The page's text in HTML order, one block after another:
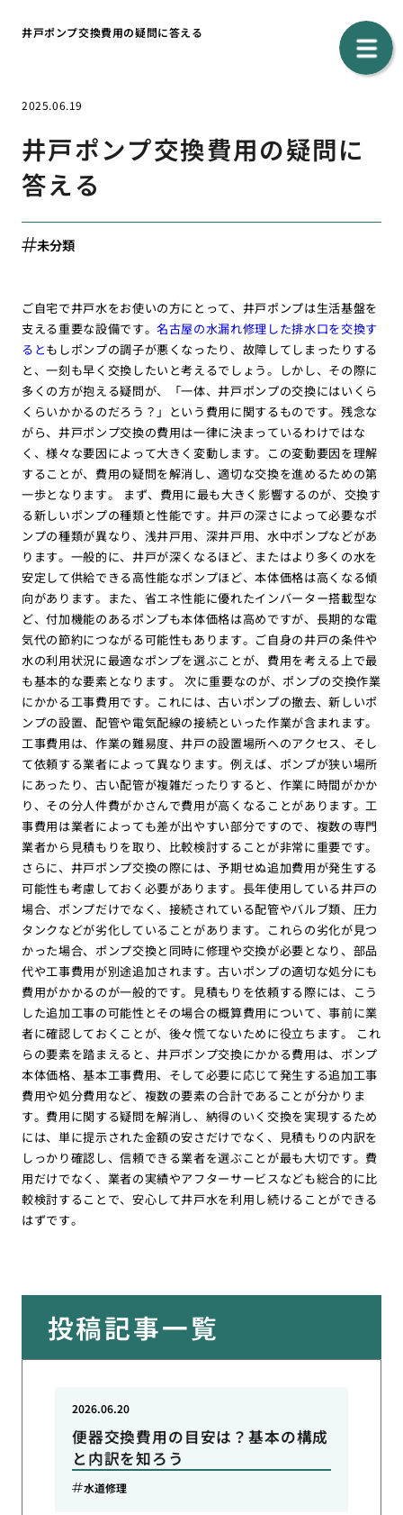
井戸ポンプ交換費用の疑問に答える
2025.06.19
井戸ポンプ交換費用の疑問に
答える
未分類
ご自宅で井戸水をお使いの方にとって、井戸ポンプは生活基盤を
支える重要な設備です。名古屋の水漏れ修理した排水口を交換す
るともしポンプの調子が悪くなったり、故障してしまったりする
と、一刻も早く交換したいと考えるでしょう。しかし、その際に
多くの方が抱える疑問が、「一体、井戸ポンプの交換にはいくら
くらいかかるのだろう？」という費用に関するものです。残念な
がら、井戸ポンプ交換の費用は一律に決まっているわけではな
く、様々な要因によって大きく変動します。この変動要因を理解
することが、費用の疑問を解消し、適切な交換を進めるための第
一歩となります。 まず、費用に最も大きく影響するのが、交換す
る新しいポンプの種類と性能です。井戸の深さによって必要なポ
ンプの種類が異なり、浅井戸用、深井戸用、水中ポンプなどがあ
ります。一般的に、井戸が深くなるほど、またはより多くの水を
安定して供給できる高性能なポンプほど、本体価格は高くなる傾
向があります。また、省エネ性能に優れたインバーター搭載型な
ど、付加機能のあるポンプも本体価格は高めですが、長期的な電
気代の節約につながる可能性もあります。ご自身の井戸の条件や
水の利用状況に最適なポンプを選ぶことが、費用を考える上で最
も基本的な要素となります。 次に重要なのが、ポンプの交換作業
にかかる工事費用です。これには、古いポンプの撤去、新しいポ
ンプの設置、配管や電気配線の接続といった作業が含まれます。
工事費用は、作業の難易度、井戸の設置場所へのアクセス、そし
て依頼する業者によって異なります。例えば、ポンプが狭い場所
にあったり、古い配管が複雑だったりすると、作業に時間がかか
り、その分人件費がかさんで費用が高くなることがあります。工
事費用は業者によっても差が出やすい部分ですので、複数の専門
業者から見積もりを取り、比較検討することが非常に重要です。
さらに、井戸ポンプ交換の際には、予期せぬ追加費用が発生する
可能性も考慮しておく必要があります。長年使用している井戸の
場合、ポンプだけでなく、接続されている配管やバルブ類、圧力
タンクなどが劣化していることがあります。これらの劣化が見つ
かった場合、ポンプ交換と同時に修理や交換が必要となり、部品
代や工事費用が別途追加されます。古いポンプの適切な処分にも
費用がかかるのが一般的です。見積もりを依頼する際には、こう
した追加工事の可能性とその場合の概算費用について、事前に業
者に確認しておくことが、後々慌てないために役立ちます。 これ
らの要素を踏まえると、井戸ポンプ交換にかかる費用は、ポンプ
本体価格、基本工事費用、そして必要に応じて発生する追加工事
費用や処分費用など、複数の要素の合計であることが分かりま
す。費用に関する疑問を解消し、納得のいく交換を実現するため
には、単に提示された金額の安さだけでなく、見積もりの内訳を
しっかり確認し、信頼できる業者を選ぶことが最も大切です。費
用だけでなく、業者の実績やアフターサービスなども総合的に比
較検討することで、安心して井戸水を利用し続けることができる
はずです。
投稿記事一覧
便器交換費用の目安は？基本の構成
と内訳を知ろう
2026.06.20
水道修理